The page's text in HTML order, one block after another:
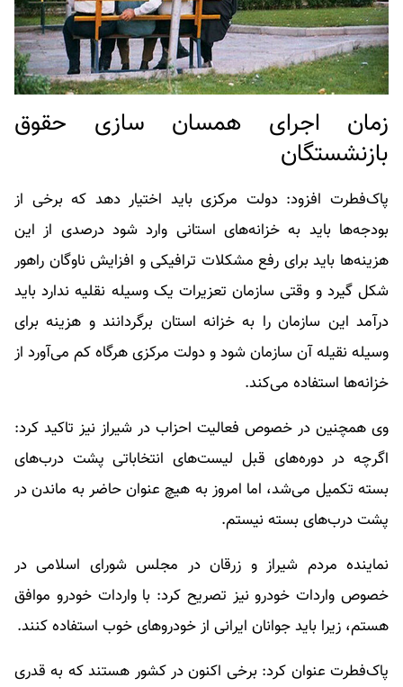
زمان اجرای همسان سازی حقوق
بازنشستگان
پاک‌فطرت افزود: دولت مرکزی باید اختیار دهد که برخی از
بودجه‌ها باید به خزانه‌های استانی وارد شود درصدی از این
هزینه‌ها باید برای رفع مشکلات ترافیکی و افزایش ناوگان راهور
شکل گیرد و وقتی سازمان تعزیرات یک وسیله نقلیه ندارد باید
درآمد این سازمان را به خزانه استان برگردانند و هزینه برای
وسیله نقیله آن سازمان شود و دولت مرکزی هرگاه کم می‌آورد از
خزانه‌ها استفاده می‌کند.
وی همچنین در خصوص فعالیت احزاب در شیراز نیز تاکید کرد:
اگرچه در دوره‌های قبل لیست‌های انتخاباتی پشت درب‌های
بسته تکمیل می‌شد، اما امروز به هیچ عنوان حاضر به ماندن در
پشت درب‌های بسته نیستم.
نماینده مردم شیراز و زرقان در مجلس شورای اسلامی در
خصوص واردات خودرو نیز تصریح کرد: با واردات خودرو موافق
هستم، زیرا باید جوانان ایرانی از خودرو‌های خوب استفاده کنند.
پاک‌فطرت عنوان کرد: برخی اکنون در کشور هستند که به قدری